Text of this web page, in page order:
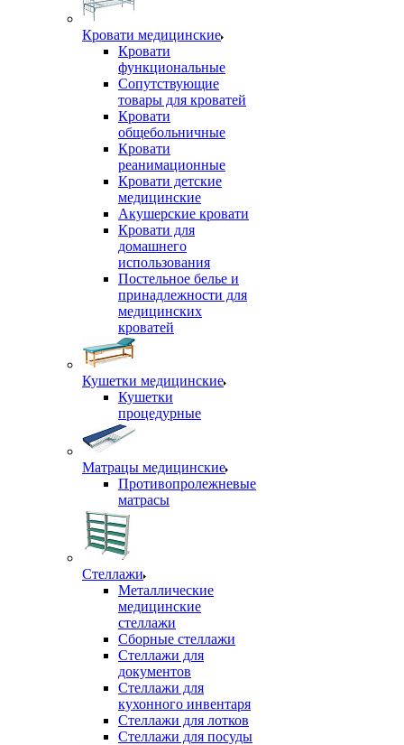
Кровати медицинские
Кровати
функциональные
Сопутствующие
товары для кроватей
Кровати
общебольничные
Кровати
реанимационные
Кровати детские
медицинские
Акушерские кровати
Кровати для
домашнего
использования
Постельное белье и
принадлежности для
медицинских
кроватей
Кушетки медицинские
Кушетки
процедурные
Матрацы медицинские
Противопролежневые
матрасы
Стеллажи
Металлические
медицинские
стеллажи
Сборные стеллажи
Стеллажи для
документов
Стеллажи для
кухонного инвентаря
Стеллажи для лотков
Стеллажи для посуды